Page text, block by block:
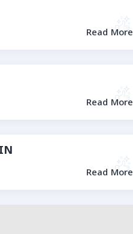
Read More
Read More
Read More